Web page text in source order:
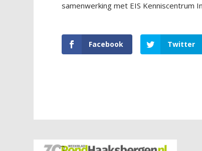
samenwerking met EIS Kenniscentrum
Facebook Twitter